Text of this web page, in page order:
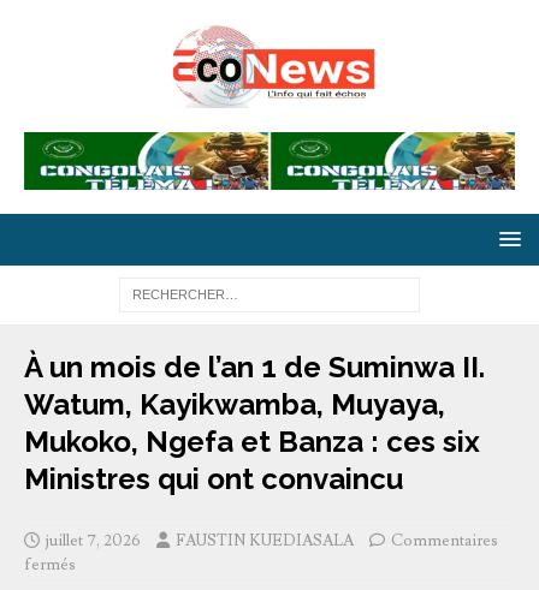
À un mois de l’an 1 de Suminwa II.
Watum, Kayikwamba, Muyaya,
Mukoko, Ngefa et Banza : ces six
Ministres qui ont convaincu
juillet 7, 2026 FAUSTIN KUEDIASALA
Commentaires
fermés